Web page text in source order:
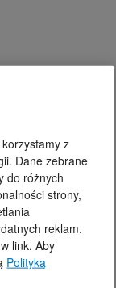
z
Dane zebrane
do różnych
strony,
reklam.
link. Aby
Polityką